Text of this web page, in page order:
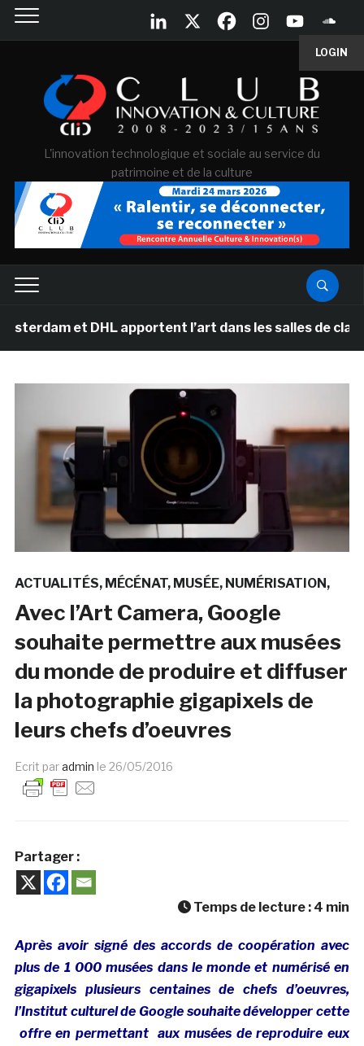
LOGIN
L'innovation technologique et sociale au service du
patrimoine et de la culture
et DHL apportent l’art dans les salles de classe des
ACTUALITÉS MÉCÉNAT MUSÉE NUMÉRISATION
Avec l’Art Camera, Google
souhaite permettre aux musées
du monde de produire et diffuser
la photographie gigapixels de
leurs chefs d’oeuvres
Ecrit paradmin le 26/05/2016
Partager :
Temps de lecture : 4 min
Après avoir signé des accords de coopération avec
plus de 1 000 musées dans le monde et numérisé en
gigapixels plusieurs centaines de chefs d’oeuvres,
l’Institut culturel de Google souhaite développer cette
offre en permettant aux musées de reproduire eux